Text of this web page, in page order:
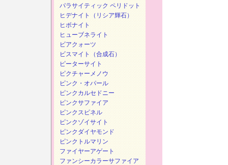
パラサイティック ペリドット
ヒデナイト（リシア輝石）
ヒボナイト
ヒューブネライト
ビアクォーツ
ビスマイト（合成石）
ピーターサイト
ピクチャーメノウ
ピンク・オパール
ピンクカルセドニー
ピンクサファイア
ピンクスピネル
ピンクゾイサイト
ピンクダイヤモンド
ピンクトルマリン
ファイヤーアゲート
ファンシーカラーサファイア